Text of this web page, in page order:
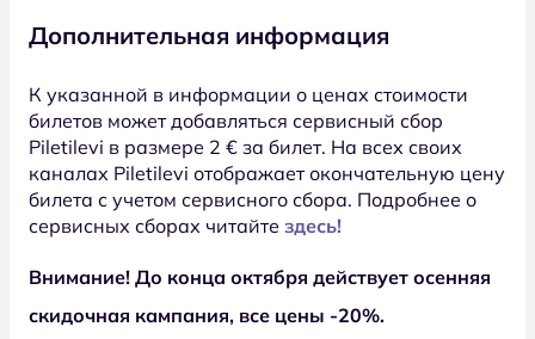
Дополнительная информация
К указанной в информации о ценах стоимости
билетов может добавляться сервисный сбор
Piletilevi в размере 2 € за билет. На всех своих
каналах Piletilevi отображает окончательную цену
билета с учетом сервисного сбора. Подробнее о
сервисных сборах читайте здесь!
Внимание! До конца октября действует осенняя
скидочная кампания, все цены -20%.